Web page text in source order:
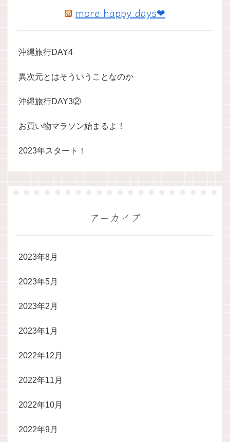
more happy days❤
沖縄旅行DAY4
異次元とはそういうことなのか
沖縄旅行DAY3②
お買い物マラソン始まるよ！
2023年スタート！
アーカイブ
2023年8月
2023年5月
2023年2月
2023年1月
2022年12月
2022年11月
2022年10月
2022年9月